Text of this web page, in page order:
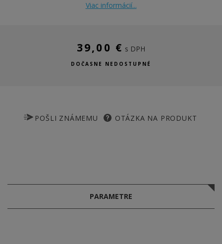
Viac informácií...
39,00 € s DPH
DOČASNE NEDOSTUPNÉ
POŠLI ZNÁMEMU OTÁZKA NA PRODUKT
PARAMETRE